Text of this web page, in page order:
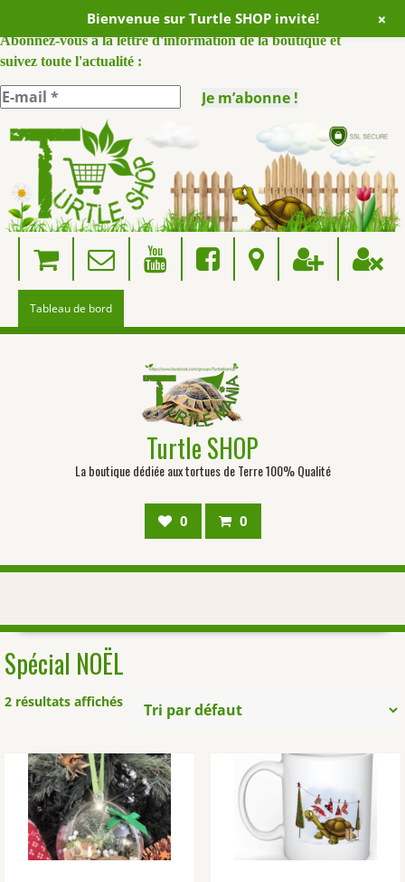
ABONNEZ VOUS A NOTRE NEWSLETTER :
Abonnez-vous à la lettre d'information de la boutique et
suivez toute l'actualité :
Skip
to
content
Tableau de bord
Turtle SHOP
La boutique dédiée aux tortues de Terre 100% Qualité
0 0
Spécial NOËL
2 résultats affichés
Bienvenue sur Turtle SHOP invité! +